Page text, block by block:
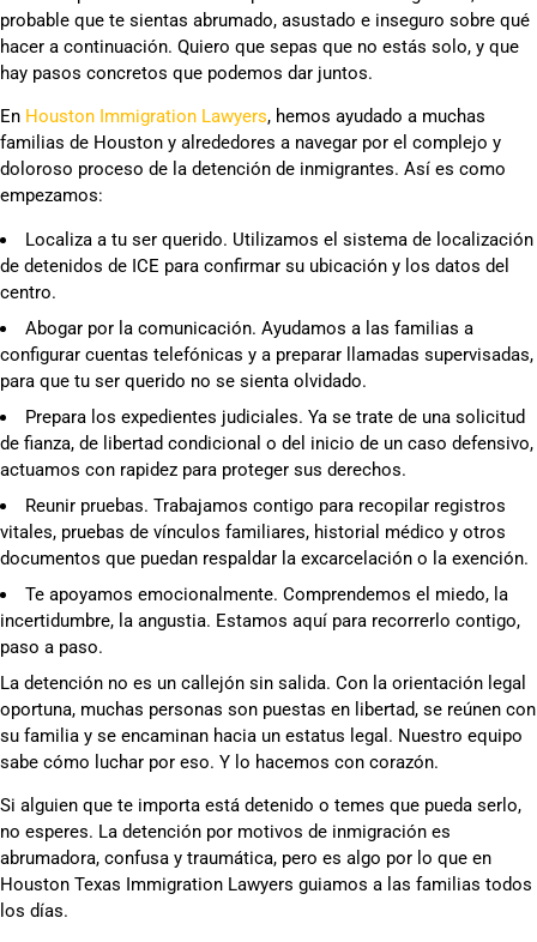
probable que te sientas abrumado, asustado e inseguro sobre qué
hacer a continuación. Quiero que sepas que no estás solo, y que
hay pasos concretos que podemos dar juntos.
En Houston Immigration Lawyers, hemos ayudado a muchas
familias de Houston y alrededores a navegar por el complejo y
doloroso proceso de la detención de inmigrantes. Así es como
empezamos:
Localiza a tu ser querido. Utilizamos el sistema de localización
de detenidos de ICE para confirmar su ubicación y los datos del
centro.
Abogar por la comunicación. Ayudamos a las familias a
configurar cuentas telefónicas y a preparar llamadas supervisadas,
para que tu ser querido no se sienta olvidado.
Prepara los expedientes judiciales. Ya se trate de una solicitud
de fianza, de libertad condicional o del inicio de un caso defensivo,
actuamos con rapidez para proteger sus derechos.
Reunir pruebas. Trabajamos contigo para recopilar registros
vitales, pruebas de vínculos familiares, historial médico y otros
documentos que puedan respaldar la excarcelación o la exención.
Te apoyamos emocionalmente. Comprendemos el miedo, la
incertidumbre, la angustia. Estamos aquí para recorrerlo contigo,
paso a paso.
La detención no es un callejón sin salida. Con la orientación legal
oportuna, muchas personas son puestas en libertad, se reúnen con
su familia y se encaminan hacia un estatus legal. Nuestro equipo
sabe cómo luchar por eso. Y lo hacemos con corazón.
Si alguien que te importa está detenido o temes que pueda serlo,
no esperes. La detención por motivos de inmigración es
abrumadora, confusa y traumática, pero es algo por lo que en
Houston Texas Immigration Lawyers guiamos a las familias todos
los días.